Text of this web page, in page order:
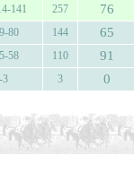
141 257 76
80 144 65
58 110 91
3 3 0